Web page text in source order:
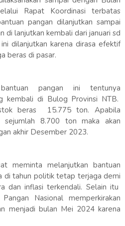
Rapat Koordinasi terbatas
pangan dilanjutkan sampai
di lanjutkan kembali dari januari sd
dilanjutkan karena dirasa efektif
beras di pasar.
pangan ini tentunya
kembali di Bulog Provinsi NTB.
beras 15.775 ton. Apabila
8.700 ton maka akan
akhir Desember 2023.
meminta melanjutkan bantuan
di tahun politik tetap terjaga demi
dan inflasi terkendali. Selain itu
Nasional memperkirakan
menjadi bulan Mei 2024 karena